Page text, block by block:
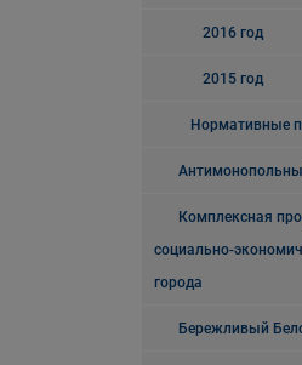
2016 год
2015 год
Нормативные
Комплексная
социально-
города
Бережливый